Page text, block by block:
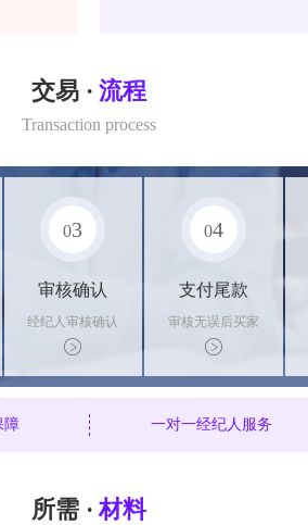
交易 · 流程
Transaction process
03
审核确认
经纪人审核确认
商标状态
04
支付尾款
审核无误后买家
支付尾款，卖家
办理相关手续
障 一对一经纪人服务
所需 · 材料